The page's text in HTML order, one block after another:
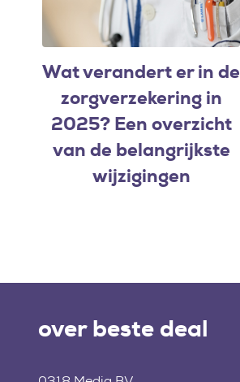
Wat verandert er in de
zorgverzekering in
2025? Een overzicht
van de belangrijkste
wijzigingen
over beste deal